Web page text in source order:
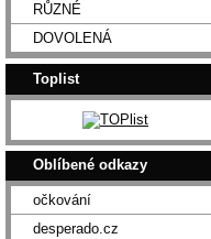
RŮZNÉ
DOVOLENÁ
Toplist
Oblíbené odkazy
očkování
desperado.cz